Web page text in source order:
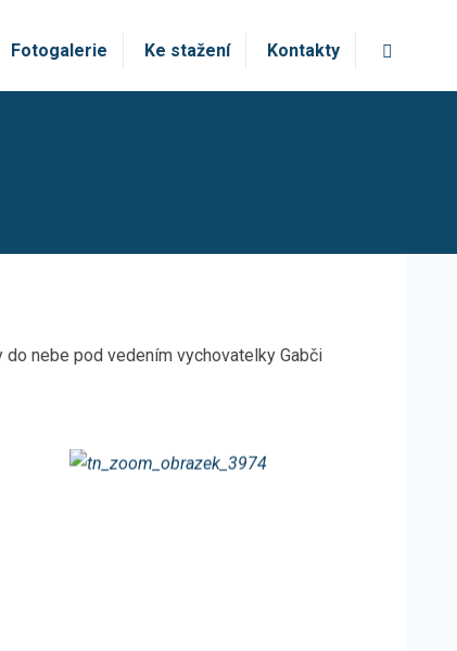
Fotogalerie Ke stažení Kontakty
nebe pod vedením vychovatelky Gabči